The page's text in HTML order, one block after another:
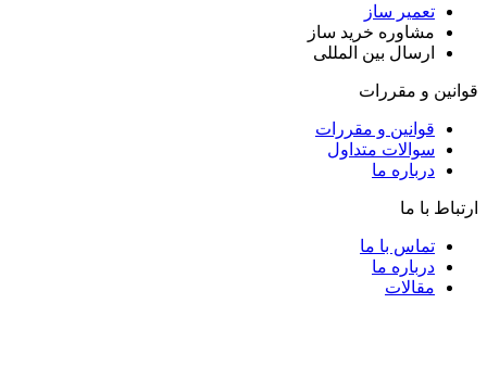
تعمیر ساز
مشاوره خرید ساز
ارسال بین المللی
قوانین و مقررات
قوانین و مقررات
سوالات متداول
درباره ما
ارتباط با ما
تماس با ما
درباره ما
مقالات